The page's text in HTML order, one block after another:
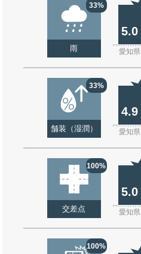
33%
雨
5.0
愛知県
33%
舗装（湿潤）
4.9
愛知県
100%
交差点
5.0
愛知県
100%